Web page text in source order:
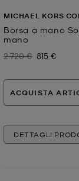
MICHAEL KORS
Borsa a mano
mano
Prezzo iniziale
2.720 € Prezzo
815 €
ACQUISTA
DETTAGLI